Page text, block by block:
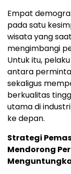
Empat
pada satu
wisata yang
mengimbangi
Untuk itu,
antara
sekaligus
berkualitas
utama di
ke depan.
Strategi
Mendorong